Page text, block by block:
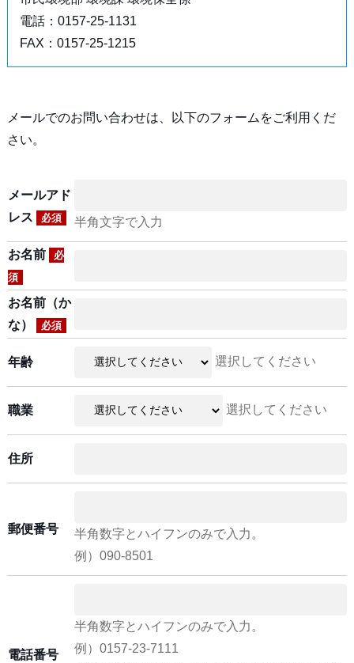
電話：0157-25-1131
FAX：0157-25-1215
メールでのお問い合わせは、以下のフォームをご利用くだ
さい。
メールアド
レス
必須 半角文字で入力
お名前
必
須
お名前（か
な）
必須
年齢 選択してください
職業 選択してください
住所
郵便番号
半角数字とハイフンのみで入力。
例）090-8501
電話番号
半角数字とハイフンのみで入力。
例）0157-23-7111